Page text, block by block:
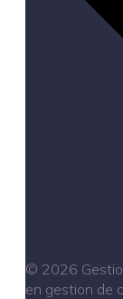
© 2026
en gestion de